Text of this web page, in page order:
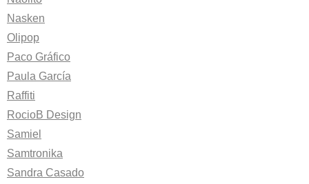
Nasken
Olipop
Paco Gráfico
Paula García
Raffiti
RocioB Design
Samiel
Samtronika
Sandra Casado